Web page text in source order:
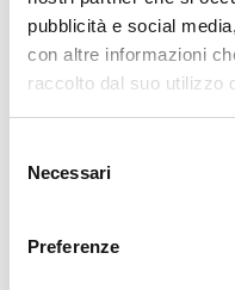
pubblicità e social
con altre informazioni
raccolto dal suo utilizzo
delNecessari
Preferenze
DELLA
PARTO
STESSO) AI
D.LGS.
PD27: